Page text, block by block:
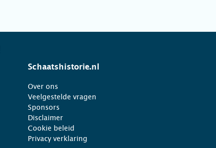
Schaatshistorie.nl
Over ons
Veelgestelde vragen
Sponsors
Disclaimer
Cookie beleid
Privacy verklaring